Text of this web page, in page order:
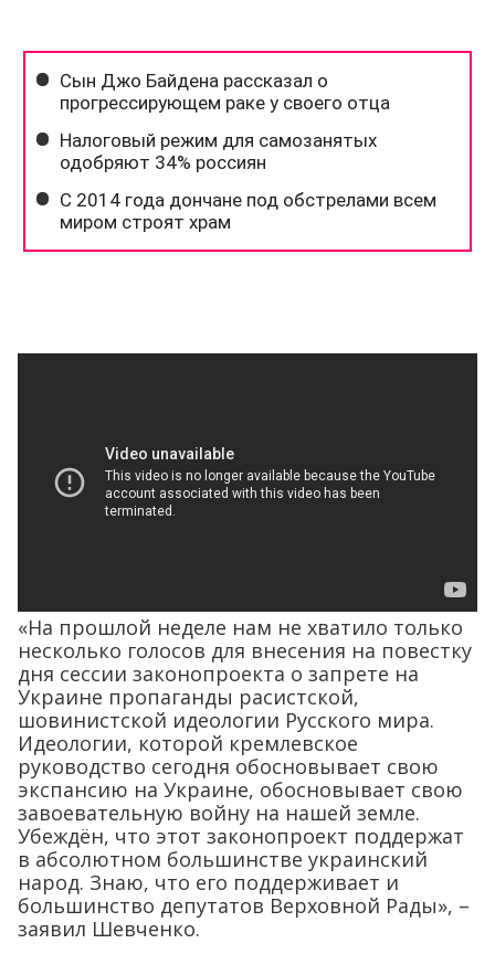
«На прошлой неделе нам не хватило только
несколько голосов для внесения на повестку
дня сессии законопроекта о запрете на
Украине пропаганды расистской,
шовинистской идеологии Русского мира.
Идеологии, которой кремлевское
руководство сегодня обосновывает свою
экспансию на Украине, обосновывает свою
завоевательную войну на нашей земле.
Убеждён, что этот законопроект поддержат
в абсолютном большинстве украинский
народ. Знаю, что его поддерживает и
большинство депутатов Верховной Рады», –
заявил Шевченко.